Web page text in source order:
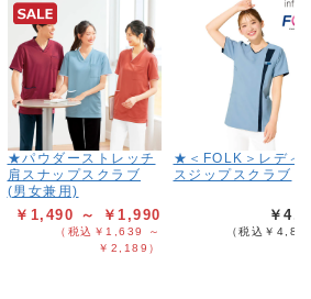
★パウダーストレッチ
肩スナップスクラブ
(男女兼用)
￥1,490 ～ ￥1,990
（税込￥1,639 ～
￥2,189）
★＜FOLK＞レディ
スジップスクラブ
￥
（税込￥